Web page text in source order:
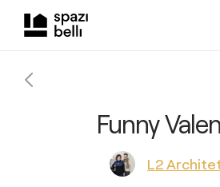
Funny
L2